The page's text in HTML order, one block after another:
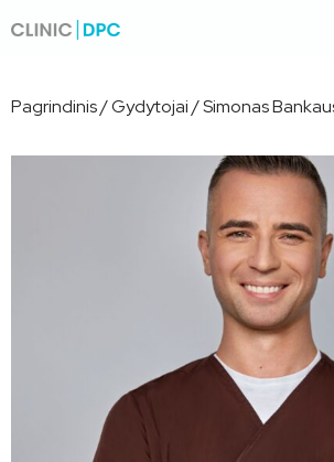
Pagrindinis/Gydytojai/Simonas